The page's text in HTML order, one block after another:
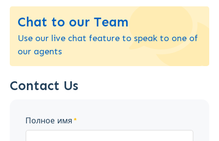
Chat to our Team
Use our live chat feature to speak to one of
our agents
Contact Us
Полное имя